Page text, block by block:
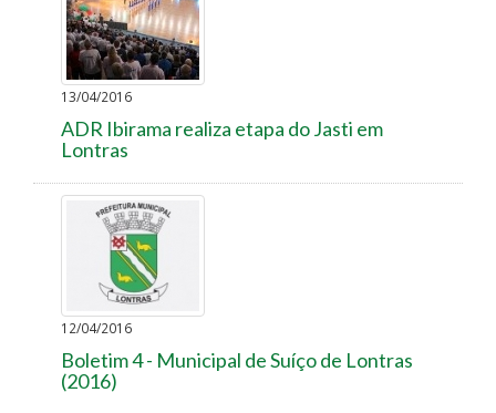
13/04/2016
ADR Ibirama realiza etapa do Jasti em
Lontras
12/04/2016
Boletim 4 - Municipal de Suíço de Lontras
(2016)